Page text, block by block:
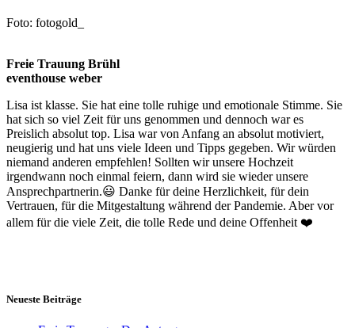
Foto: fotogold_
Freie Trauung Brühl
eventhouse weber
Lisa ist klasse. Sie hat eine tolle ruhige und emotionale Stimme. Sie
hat sich so viel Zeit für uns genommen und dennoch war es
Preislich absolut top. Lisa war von Anfang an absolut motiviert,
neugierig und hat uns viele Ideen und Tipps gegeben. Wir würden
niemand anderen empfehlen! Sollten wir unsere Hochzeit
irgendwann noch einmal feiern, dann wird sie wieder unsere
Ansprechpartnerin.😃 Danke für deine Herzlichkeit, für dein
Vertrauen, für die Mitgestaltung während der Pandemie. Aber vor
allem für die viele Zeit, die tolle Rede und deine Offenheit ❤️
Neueste Beiträge